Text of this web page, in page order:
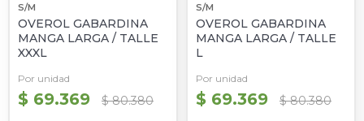
S/M
OVEROL GABARDINA
MANGA LARGA / TALLE
XXXL
Por unidad
$ 69.369 $ 80.380
S/M
OVEROL GABARDINA
MANGA LARGA / TALLE
L
Por unidad
$ 69.369 $ 80.380